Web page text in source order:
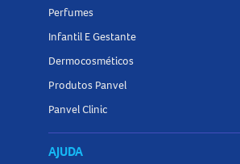
Perfumes
Infantil E Gestante
Dermocosméticos
Produtos Panvel
Panvel Clinic
AJUDA